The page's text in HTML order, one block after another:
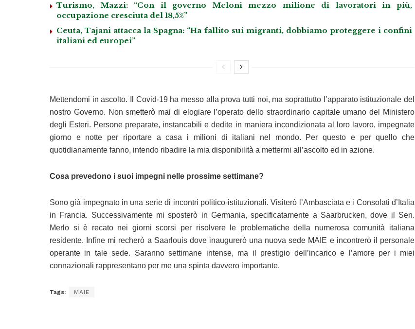
Turismo, Mazzi: “Con il governo Meloni mezzo milione di lavoratori in più,
occupazione cresciuta del 18,5%”
Ceuta, Tajani attacca la Spagna: “Ha fallito sui migranti, dobbiamo proteggere i confini
italiani ed europei”
Mettendomi in ascolto. Il Covid-19 ha messo alla prova tutti noi, ma soprattutto l’apparato istituzionale del
nostro Governo. Non smetterò mai di elogiare l’operato dello straordinario capitale umano del Ministero
degli Esteri. Persone preparate, instancabili e dedite in maniera incondizionata al loro lavoro, impegnate
giorno e notte per riportare a casa i milioni di italiani nel mondo. Per questo e per quello che
quotidianamente fanno, intendo ribadire la mia disponibilità a mettermi all’ascolto ed in azione.
Cosa prevedono i suoi impegni nelle prossime settimane?
Sono già impegnato in una serie di incontri politico-istituzionali. Visiterò l’Ambasciata e i Consolati d’Italia
in Francia. Successivamente mi sposterò in Germania, specificatamente a Saarbrucken, dove il Sen.
Merlo si è recato nei giorni scorsi per risolvere le problematiche della numerosa comunità italiana
residente. Infine mi recherò a Saarlouis dove inaugurerò una nuova sede MAIE e incontrerò il personale
operante in tale sede. Saranno settimane intense, ma il prestigio dell’incarico e l’amore per i miei
connazionali rappresentano per me una spinta davvero importante.
Tags: MAIE